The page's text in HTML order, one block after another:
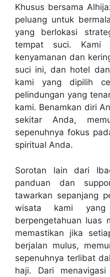
Khusus bersama
peluang untuk
yang berlokasi
tempat suci. Kami
kenyamanan dan
suci ini, dan hotel
kami yang dipilih
pelindungan yang
kami. Benamkan diri
sekitar Anda,
sepenuhnya fokus
spiritual Anda.
Sorotan lain dari
panduan dan
tawarkan sepanjang
wisata kami yang
berpengetahuan luas
memastikan jika
berjalan mulus,
sepenuhnya terlibat
haji. Dari